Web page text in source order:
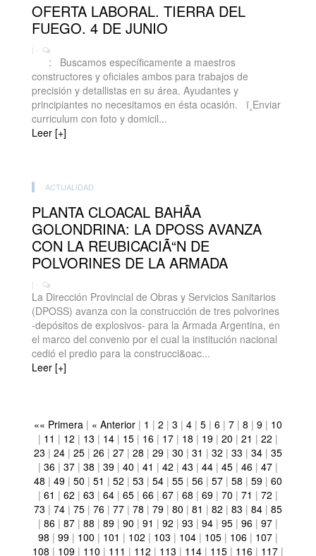
OFERTA LABORAL. TIERRA DEL
FUEGO. 4 DE JUNIO
| -
: Buscamos específicamente a maestros
constructores y oficiales ambos para trabajos de
precisión y detallistas en su área. Ayudantes y
principiantes no necesitamos en ésta ocasión. ï¸Enviar
curriculum con foto y domicil...
Leer [+]
ACTUALIDAD
PLANTA CLOACAL BAHÃA
GOLONDRINA: LA DPOSS AVANZA
CON LA REUBICACIÃ“N DE
POLVORINES DE LA ARMADA
| -
La Dirección Provincial de Obras y Servicios Sanitarios
(DPOSS) avanza con la construcción de tres polvorines
-depósitos de explosivos- para la Armada Argentina, en
el marco del convenio por el cual la institución nacional
cedió el predio para la construcci&oac...
Leer [+]
«« Primera | « Anterior | 1 | 2 | 3 | 4 | 5 | 6 | 7 | 8 | 9 | 10
| 11 | 12 | 13 | 14 | 15 | 16 | 17 | 18 | 19 | 20 | 21 | 22 |
23 | 24 | 25 | 26 | 27 | 28 | 29 | 30 | 31 | 32 | 33 | 34 | 35
| 36 | 37 | 38 | 39 | 40 | 41 | 42 | 43 | 44 | 45 | 46 | 47 |
48 | 49 | 50 | 51 | 52 | 53 | 54 | 55 | 56 | 57 | 58 | 59 | 60
| 61 | 62 | 63 | 64 | 65 | 66 | 67 | 68 | 69 | 70 | 71 | 72 |
73 | 74 | 75 | 76 | 77 | 78 | 79 | 80 | 81 | 82 | 83 | 84 | 85
| 86 | 87 | 88 | 89 | 90 | 91 | 92 | 93 | 94 | 95 | 96 | 97 |
98 | 99 | 100 | 101 | 102 | 103 | 104 | 105 | 106 | 107 |
108 | 109 | 110 | 111 | 112 | 113 | 114 | 115 | 116 | 117 |